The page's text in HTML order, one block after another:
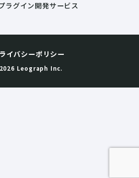
グイン開発サービス
Leograph Inc.
イバシーポリシー